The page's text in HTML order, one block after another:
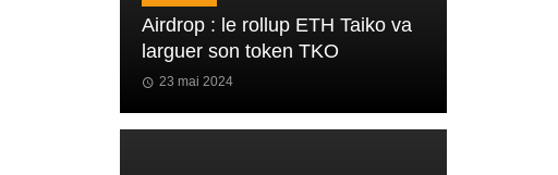
Airdrop : le rollup ETH Taiko va
larguer son token TKO
23 mai 2024